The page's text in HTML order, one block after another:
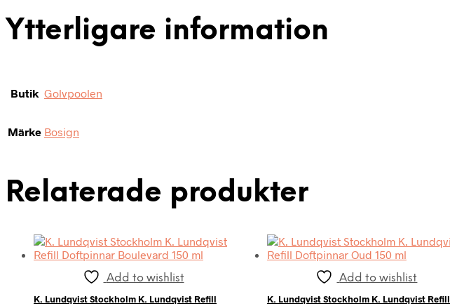
Ytterligare information
Butik Golvpoolen
Märke Bosign
Relaterade produkter
Add to wishlist
K. Lundqvist Stockholm K. Lundqvist Refill
Add to wishlist
K. Lundqvist Stockholm K. Lundqvist Refill